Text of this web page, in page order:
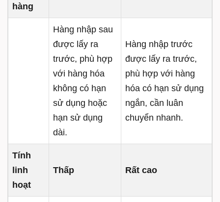
hàng
Hàng nhập sau
được lấy ra
trước, phù hợp
với hàng hóa
không có hạn
sử dụng hoặc
hạn sử dụng
dài.
Hàng nhập trước
được lấy ra trước,
phù hợp với hàng
hóa có hạn sử dụng
ngắn, cần luân
chuyển nhanh.
Tính
linh
hoạt
Thấp Rất cao